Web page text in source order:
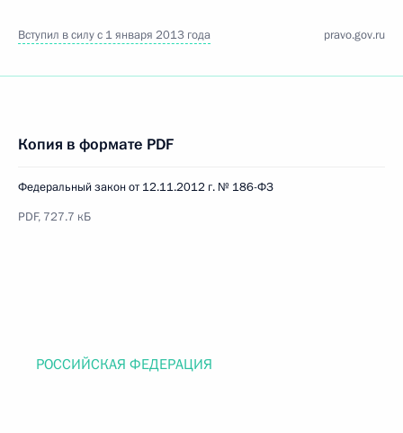
Вступил в силу с 1 января 2013 года pravo.gov.ru
Копия в формате PDF
Федеральный закон от 12.11.2012 г. № 186-ФЗ
PDF, 727.7 кБ
РОССИЙСКАЯ ФЕДЕРАЦИЯ